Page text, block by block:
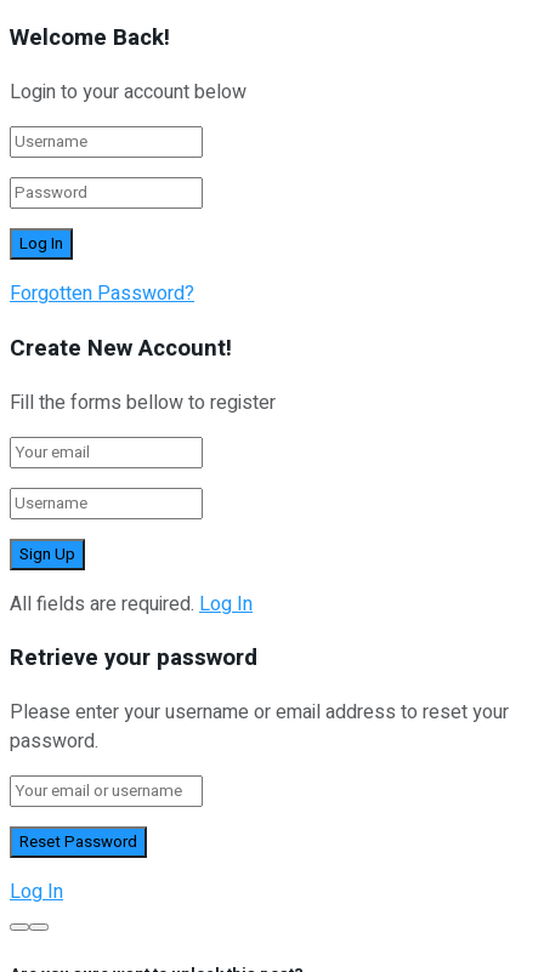
Welcome Back!
Login to your account below
Forgotten Password?
Create New Account!
Fill the forms bellow to register
All fields are required. Log In
Retrieve your password
Please enter your username or email address to reset your
password.
Log In